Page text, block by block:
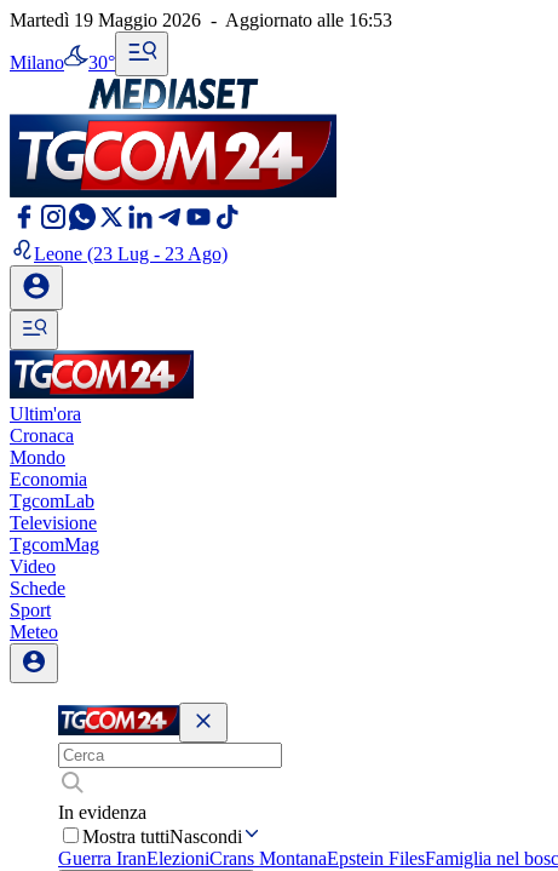
Martedì 19 Maggio 2026 - Aggiornato alle 16:53
Milano 30°
Leone (23 Lug - 23 Ago)
Ultim'ora
Cronaca
Mondo
Economia
TgcomLab
Televisione
TgcomMag
Video
Schede
Sport
Meteo
In evidenza
Mostra tuttiNascondi
Guerra IranElezioniCrans MontanaEpstein FilesFamiglia nel